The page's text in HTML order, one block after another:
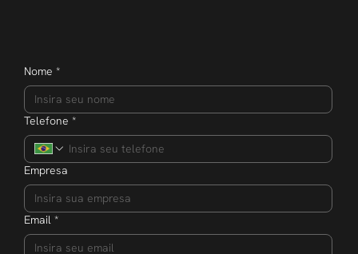
Nome *
Telefone *
Empresa
Email *